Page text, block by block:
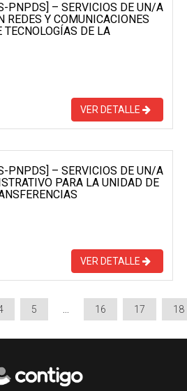
PNPDS] – SERVICIOS DE UN/A
REDES Y COMUNICACIONES
DE LA
VER DETALLE
PNPDS] – SERVICIOS DE UN/A
PARA LA UNIDAD DE
VER DETALLE
5 16 17 18